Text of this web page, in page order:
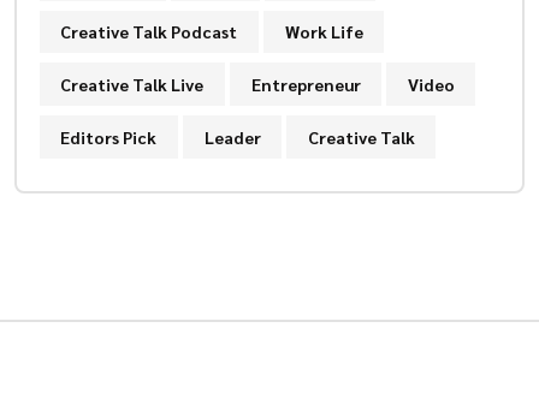
Creative Talk Podcast Work Life
Creative Talk Live Entrepreneur Video
Editors Pick Leader Creative Talk